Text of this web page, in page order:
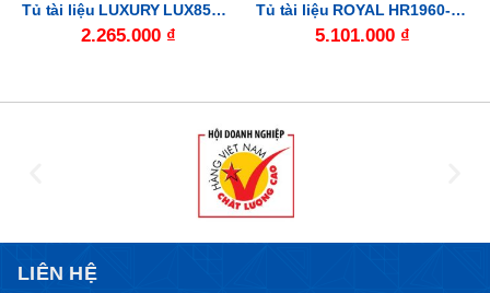
Tủ tài liệu LUXURY LUX850-3T2
2.265.000 ₫
Tủ tài liệu ROYAL HR1960-3B
5.101.000 ₫
LIÊN HỆ